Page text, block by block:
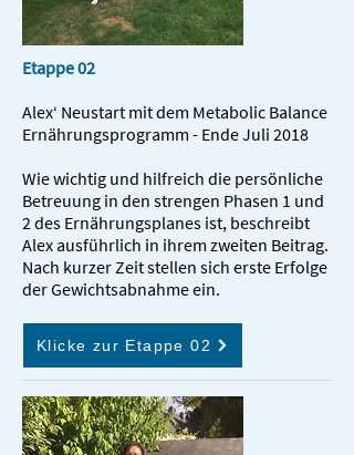
Etappe 02
Alex‘ Neustart mit dem Metabolic Balance
Ernährungsprogramm - Ende Juli 2018
Wie wichtig und hilfreich die persönliche
Betreuung in den strengen Phasen 1 und
2 des Ernährungsplanes ist, beschreibt
Alex ausführlich in ihrem zweiten Beitrag.
Nach kurzer Zeit stellen sich erste Erfolge
der Gewichtsabnahme ein.
Klicke zur Etappe 02